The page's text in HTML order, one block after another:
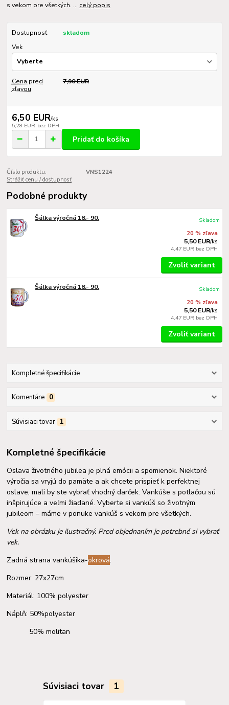
s vekom pre všetkých. ... celý popis
Dostupnosť
skladom
Vek
Cena pred
zľavou
7,90 EUR
6,50 EUR/ks
5,28 EUR bez DPH
Pridať do košíka
Číslo produktu:
VNS1224
Strážiť cenu / dostupnosť
Podobné produkty
Šálka výročná 18.- 90.
20 % zľava
5,50 EUR/ks
4,47 EUR bez DPH
Skladom
Zvoliť variant
Šálka výročná 18.- 90.
20 % zľava
5,50 EUR/ks
4,47 EUR bez DPH
Skladom
Zvoliť variant
Kompletné špecifikácie
Komentáre 0
Súvisiaci tovar 1
Kompletné špecifikácie
Oslava životného jubilea je plná emócii a spomienok. Niektoré
výročia sa vryjú do pamäte a ak chcete prispieť k perfektnej
oslave, mali by ste vybrať vhodný darček. Vankúše s potlačou sú
inšpirujúce a veľmi žiadané. Vyberte si vankúš so životným
jubileom – máme v ponuke vankúš s vekom pre všetkých.
Vek na obrázku je ilustračný. Pred objednaním je potrebné si vybrať
vek.
Zadná strana vankúšika-okrová.
Rozmer: 27x27cm
Materiál: 100% polyester
Náplň: 50%polyester
50% molitan
Súvisiaci tovar 1